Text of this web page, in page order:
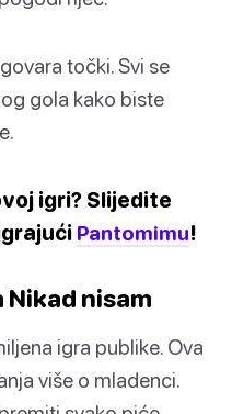
točki. Svi se
gola kako biste
igri? Slijedite
Pantomimu!
Nikad nisam
igra publike. Ova
više o mladenci.